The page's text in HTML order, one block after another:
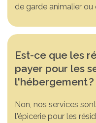
de garde animalier
Est-ce que les
payer pour les
l'hébergement?
Non, nos services
l'épicerie pour les